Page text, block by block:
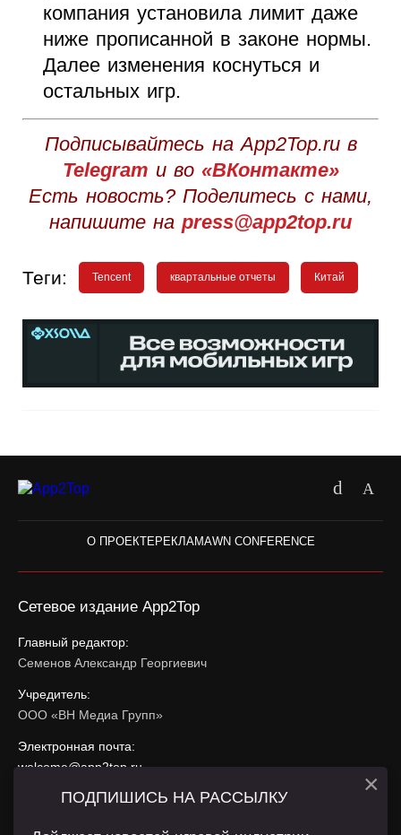
компания установила лимит даже
ниже прописанной в законе нормы.
Далее изменения коснуться и
остальных игр.
Подписывайтесь на App2Top.ru в
Telegram и во «ВКонтакте»
Есть новость? Поделитесь с нами,
напишите на press@app2top.ru
Теги: Tencent квартальные отчеты Китай
О ПРОЕКТЕРЕКЛАМАWN CONFERENCE
Сетевое издание App2Top
Главный редактор:
Семенов Александр Георгиевич
Учредитель:
ООО «ВН Медиа Групп»
Электронная почта:
welcome@app2top.ru
При использовании материалов активная ссылка на
ПОДПИШИСЬ НА РАССЫЛКУ ×